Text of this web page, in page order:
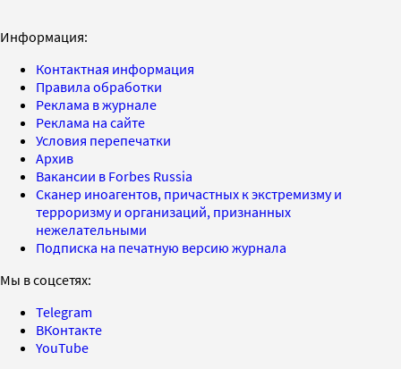
Информация:
Контактная информация
Правила обработки
Реклама в журнале
Реклама на сайте
Условия перепечатки
Архив
Вакансии в Forbes Russia
Сканер иноагентов, причастных к экстремизму и
терроризму и организаций, признанных
нежелательными
Подписка на печатную версию журнала
Мы в соцсетях:
Telegram
ВКонтакте
YouTube